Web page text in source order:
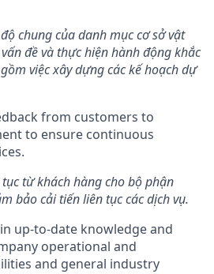
chung của danh mục cơ sở vật
đề và thực hiện hành động khắc
việc xây dựng các kế hoạch dự
from customers to
to ensure continuous
từ khách hàng cho bộ phận
bảo cải tiến liên tục các dịch vụ.
up-to-date knowledge and
operational and
and general industry